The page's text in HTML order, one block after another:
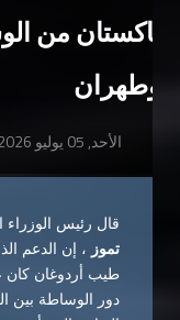
باكستان من
وطهران
الأحد, 05 يوليو 2026
قال رئيس
تموز ، إن الدعم
طيب أردوغان كان
دور الوساطة بين